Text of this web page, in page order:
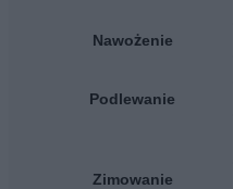
Nawożenie
Podlewanie
Zimowanie